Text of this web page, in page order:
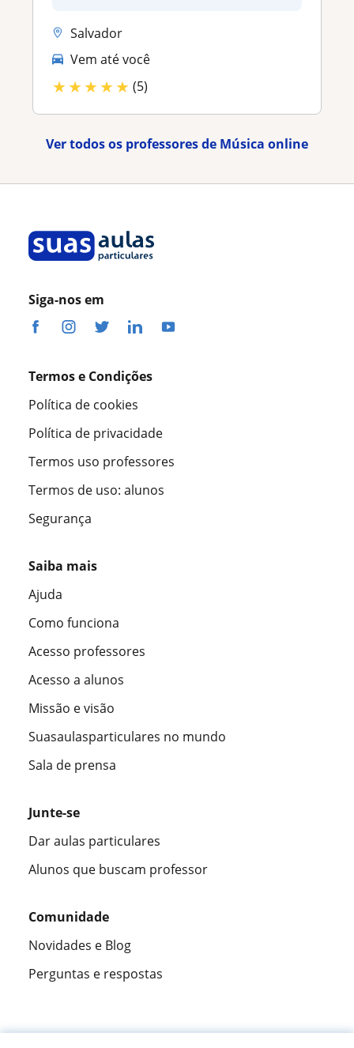
Salvador
Vem até você
★★★★★ (5)
Ver todos os professores de Música online
Siga-nos em
Termos e Condições
Política de cookies
Política de privacidade
Termos uso professores
Termos de uso: alunos
Segurança
Saiba mais
Ajuda
Como funciona
Acesso professores
Acesso a alunos
Missão e visão
Suasaulasparticulares no mundo
Sala de prensa
Junte-se
Dar aulas particulares
Alunos que buscam professor
Comunidade
Novidades e Blog
Perguntas e respostas